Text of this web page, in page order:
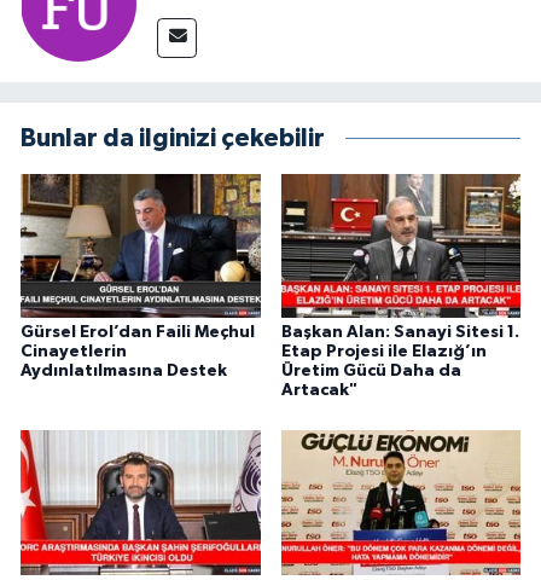
Bunlar da ilginizi çekebilir
Gürsel Erol’dan Faili Meçhul
Cinayetlerin
Aydınlatılmasına Destek
Başkan Alan: Sanayi Sitesi 1.
Etap Projesi ile Elazığ’ın
Üretim Gücü Daha da
Artacak"